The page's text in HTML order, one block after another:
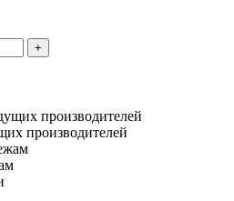
+
производителей